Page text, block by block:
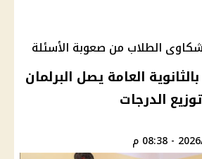
شكاوى الطلاب من صعوبة الأسئلة
العامة يصل البرلمان
الدرجات